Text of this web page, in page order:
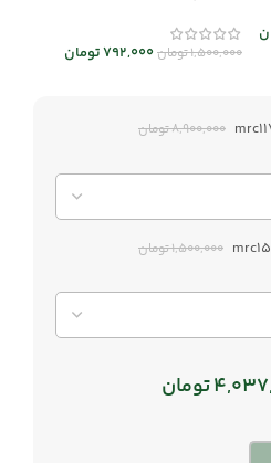
1,500,000تومان792,000تومان
8,900,000تومان
1,500,000تومان
تومان